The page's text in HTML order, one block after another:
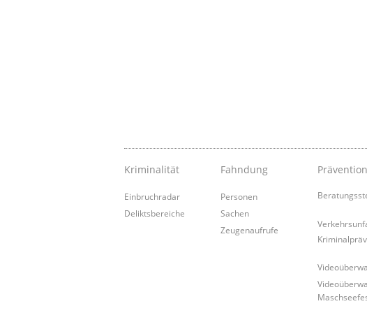
Kriminalität
Einbruchradar
Deliktsbereiche
Fahndung
Personen
Sachen
Zeugenaufrufe
Prävention